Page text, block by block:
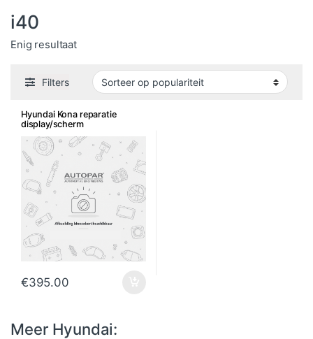
i40
Enig resultaat
Filters
Hyundai Kona reparatie
display/scherm
€395.00
Meer Hyundai: